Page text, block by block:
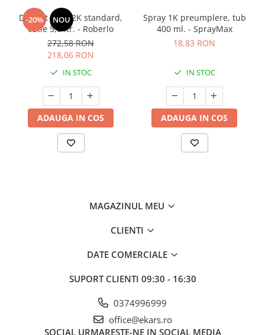
-20% NOU
Diluant S322 2K standard,
cutie 5,0 ltr. - Roberlo
272,58 RON
218,06 RON
IN STOC
ADAUGA IN COS
Spray 1K preumplere, tub
400 ml. - SprayMax
18,83 RON
IN STOC
ADAUGA IN COS
MAGAZINUL MEU
CLIENTI
DATE COMERCIALE
SUPORT CLIENTI 09:30 - 16:30
0374996999
office@ekars.ro
SOCIAL URMARESTE-NE IN SOCIAL MEDIA